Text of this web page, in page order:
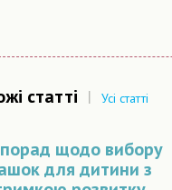
статті | Усі статті
щодо вибору
для дитини з